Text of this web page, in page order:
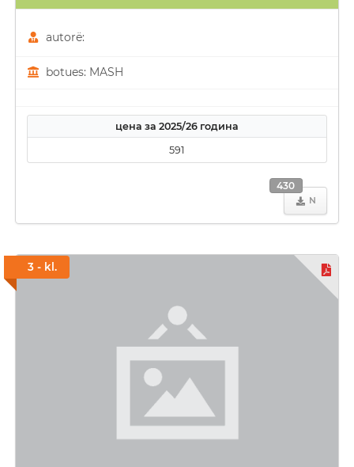
autorë:
botues: MASH
цена за 2025/26 година
591
N
430
3 - kl.